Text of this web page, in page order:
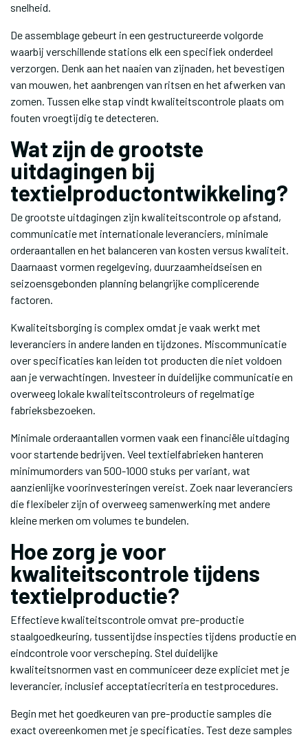
snelheid.
De assemblage gebeurt in een gestructureerde volgorde
waarbij verschillende stations elk een specifiek onderdeel
verzorgen. Denk aan het naaien van zijnaden, het bevestigen
van mouwen, het aanbrengen van ritsen en het afwerken van
zomen. Tussen elke stap vindt kwaliteitscontrole plaats om
fouten vroegtijdig te detecteren.
Wat zijn de grootste
uitdagingen bij
textielproductontwikkeling?
De grootste uitdagingen zijn kwaliteitscontrole op afstand,
communicatie met internationale leveranciers, minimale
orderaantallen en het balanceren van kosten versus kwaliteit.
Daarnaast vormen regelgeving, duurzaamheidseisen en
seizoensgebonden planning belangrijke complicerende
factoren.
Kwaliteitsborging is complex omdat je vaak werkt met
leveranciers in andere landen en tijdzones. Miscommunicatie
over specificaties kan leiden tot producten die niet voldoen
aan je verwachtingen. Investeer in duidelijke communicatie en
overweeg lokale kwaliteitscontroleurs of regelmatige
fabrieksbezoeken.
Minimale orderaantallen vormen vaak een financiële uitdaging
voor startende bedrijven. Veel textielfabrieken hanteren
minimumorders van 500-1000 stuks per variant, wat
aanzienlijke voorinvesteringen vereist. Zoek naar leveranciers
die flexibeler zijn of overweeg samenwerking met andere
kleine merken om volumes te bundelen.
Hoe zorg je voor
kwaliteitscontrole tijdens
textielproductie?
Effectieve kwaliteitscontrole omvat pre-productie
staalgoedkeuring, tussentijdse inspecties tijdens productie en
eindcontrole voor verscheping. Stel duidelijke
kwaliteitsnormen vast en communiceer deze expliciet met je
leverancier, inclusief acceptatiecriteria en testprocedures.
Begin met het goedkeuren van pre-productie samples die
exact overeenkomen met je specificaties. Test deze samples